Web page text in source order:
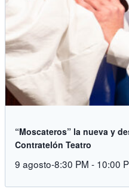
“Moscateros” la nueva y
Contratelón Teatro
9 agosto-8:30 PM - 10:00